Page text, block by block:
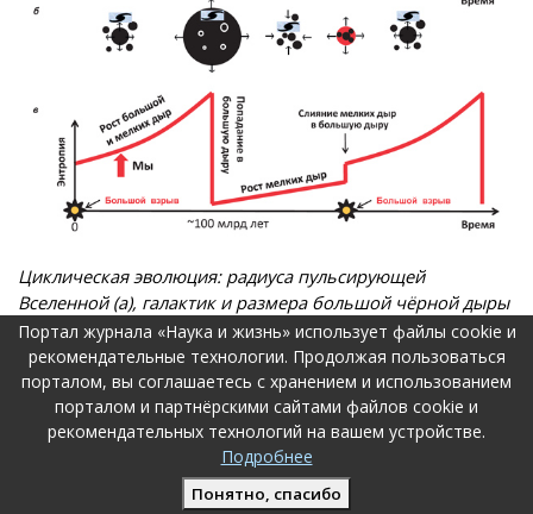
Циклическая эволюция: радиуса пульсирующей
Вселенной (а), галактик и размера большой чёрной дыры
(б) и энтропии наблюдаемой части Вселенной (в). В
качестве начала цикла берётся не Большой взрыв, а
поглощение поля галактик растущей большой чёрной
дырой, из-за чего энтропия наблюдаемой Вселенной
падает на много порядков. Чёрные дыры, растущие в
сжимающейся Вселенной, увеличивают энтропию мира.
При максимальном сжатии (перед моментом Большого
Портал журнала «Наука и жизнь» использует файлы cookie и
рекомендательные технологии. Продолжая пользоваться
порталом, вы соглашаетесь с хранением и использованием
порталом и партнёрскими сайтами файлов cookie и
рекомендательных технологий на вашем устройстве.
Подробнее
Понятно, спасибо